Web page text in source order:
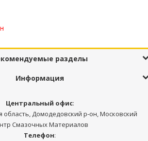
разделы
Информация
Центральный офис:
область, Домодедовский р-он, Московский
Смазочных Материалов
Телефон: